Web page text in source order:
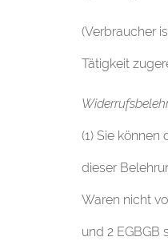
(Verbraucher
Tätigkeit
(1) Sie
dieser
Waren nicht
und 2 EGBGB